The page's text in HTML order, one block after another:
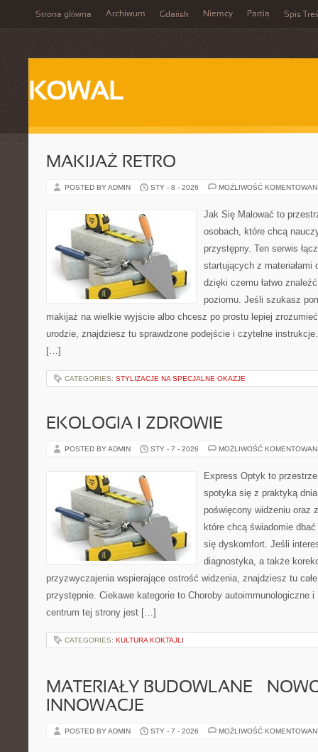
Strona główna Archiwum Gdańsk Niemcy Partia Spis
KOWAL
MAKIJAŻ RETRO
POSTED BY ADMIN STY - 8 - 2026 MOŻLIWOŚĆ
Jak Się Malować to
osobach, które chcą
przystępny. Ten serwis
startujących z materiałami
dzięki czemu łatwo
poziomu. Jeśli szukasz
makijaż na wielkie wyjście albo chcesz po prostu lepiej
urodzie, znajdziesz tu sprawdzone podejście i czytelne
[…]
CATEGORIES: STYLIZACJE NA SPECJALNE OKAZJE
EKOLOGIA I ZDROWIE
POSTED BY ADMIN STY - 7 - 2026 MOŻLIWOŚĆ
Express Optyk to
spotyka się z praktyką
poświęcony widzeniu oraz
które chcą świadomie
się dyskomfort. Jeśli
diagnostyka, a także
przyzwyczajenia wspierające ostrość widzenia, znajdziesz tu
przystępnie. Ciekawe kategorie to Choroby autoimmunologiczne
centrum tej strony jest […]
CATEGORIES: KULTURA KOKTAJLI
MATERIAŁY BUDOWLANE –
INNOWACJE
POSTED BY ADMIN STY - 7 - 2026 MOŻLIWOŚĆ